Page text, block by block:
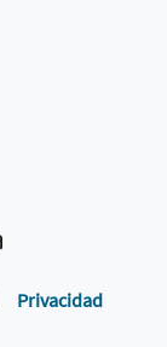
Privacidad